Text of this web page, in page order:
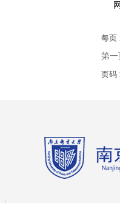
每页
第一
页码